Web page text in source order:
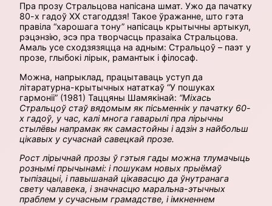
Пра прозу Стральцова напісана шмат. Ужо да пачатку
80-х гадоў ХХ стагоддзя! Такое ўражанне, што гэта
правіла “харошага тону” напісаць крытычны артыкул,
рэцэнзію, эсэ пра творчасць празаіка Стральцова.
Амаль усе сходзязяцца на адным: Стральцоў – паэт у
прозе, глыбокі лірык, рамантык і філосаф.
Можна, напрыклад, працытаваць уступ да
літаратурна-крытычных нататкаў “У пошуках
гармоніі” (1981) Таццяны Шамякінай: “Міхась
Стральцоў стаў вядомым як пісьменнік у пачатку 60-
х гадоў, у час, калі многа гаварылі пра лірычны
стылёвы напрамак як самастойны і адзін з найбольш
цікавых у сучаснай савецкай прозе.
Рост лірычнай прозы ў гэтыя гады можна тлумачыць
рознымі прычынамі: і пошукам новых прыёмаў
тыпізацыі, і павышанай цікавасцю да ўнутранага
свету чалавека, і значнасцю маральна-этычных
праблем у сучасным грамадстве, і імкненнем